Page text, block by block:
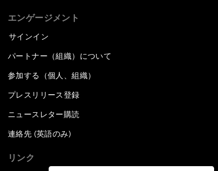
エンゲージメント
サインイン
パートナー（組織）について
参加する（個人、組織）
プレスリリース登録
ニュースレター購読
連絡先 (英語のみ)
リンク